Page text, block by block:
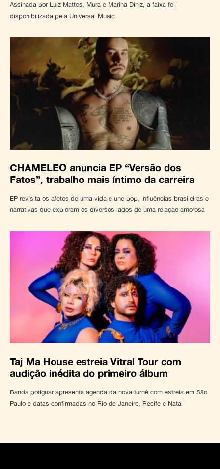
Assinada por Luiz Mattos, Mura e Marina Diniz, a faixa foi
disponibilizada pela Universal Music
CHAMELEO anuncia EP “Versão dos
Fatos”, trabalho mais íntimo da carreira
EP revisita os afetos de uma vida e une pop, influências brasileiras e
narrativas que exploram os diversos lados de uma relação amorosa
Taj Ma House estreia Vitral Tour com
audição inédita do primeiro álbum
Banda potiguar apresenta agenda da nova turnê com estreia em São
Paulo e datas confirmadas no Rio de Janeiro, Recife e Natal